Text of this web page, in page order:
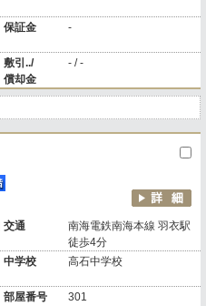
保証金 -
敷引../
償却金
- / -
交通
南海電鉄南海本線 羽衣駅
徒歩4分
中学校 高石中学校
部屋番号 301